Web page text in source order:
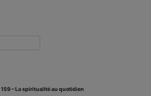
159 – La spiritualité au quotidien